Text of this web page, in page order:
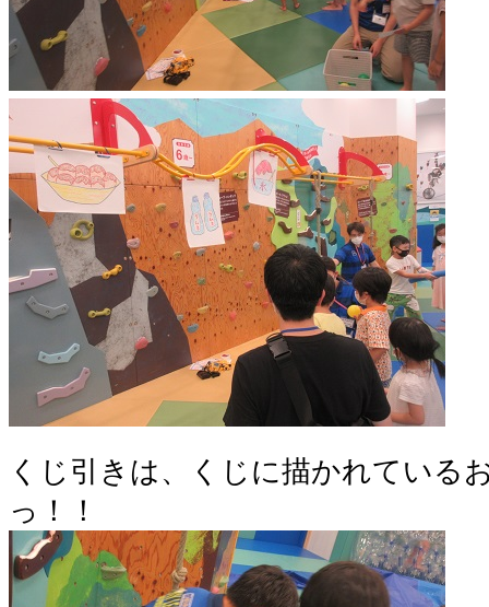
くじ引きは、くじに描かれている
っ！！